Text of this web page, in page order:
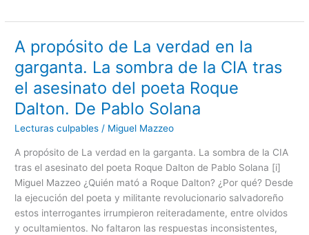
A propósito de La verdad en la
garganta. La sombra de la CIA tras
el asesinato del poeta Roque
Dalton. De Pablo Solana
Lecturas culpables / Miguel Mazzeo
A propósito de La verdad en la garganta. La sombra de la CIA
tras el asesinato del poeta Roque Dalton de Pablo Solana [i]
Miguel Mazzeo ¿Quién mató a Roque Dalton? ¿Por qué? Desde
la ejecución del poeta y militante revolucionario salvadoreño
estos interrogantes irrumpieron reiteradamente, entre olvidos
y ocultamientos. No faltaron las respuestas inconsistentes,
A
propósito
de
La
verdad
la
garganta.
La
sombra
de
la
CIA